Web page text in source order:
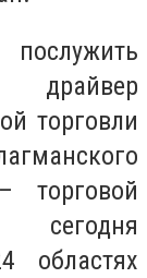
драйвер
торговли
торговой
областях